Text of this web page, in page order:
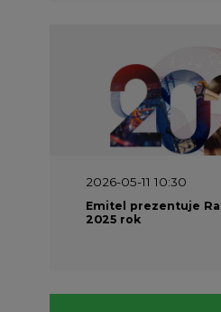
2026-05-11 10:30
Emitel prezentuje
2025 rok